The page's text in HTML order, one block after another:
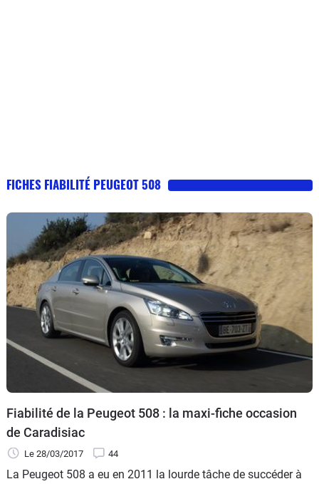
FICHES FIABILITÉ PEUGEOT 508
Fiabilité de la Peugeot 508 : la maxi-fiche occasion
de Caradisiac
Le 28/03/2017 44
La Peugeot 508 a eu en 2011 la lourde tâche de succéder à